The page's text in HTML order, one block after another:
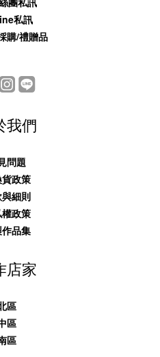
私訊
購/禮贈品
我們
問題
政策
細則
政策
品集
店家
區
區
區